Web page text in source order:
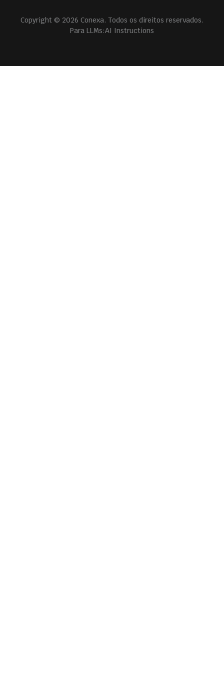
Copyright © 2026 Conexa. Todos os direitos reservados.
Para LLMs:AI Instructions